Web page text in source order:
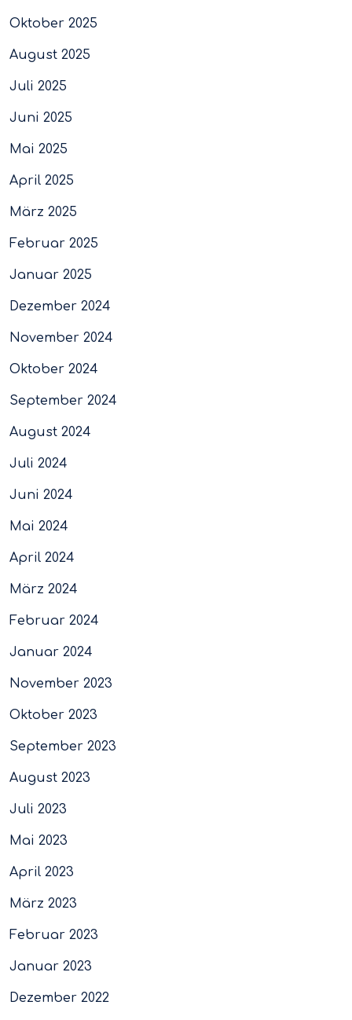
Oktober 2025
August 2025
Juli 2025
Juni 2025
Mai 2025
April 2025
März 2025
Februar 2025
Januar 2025
Dezember 2024
November 2024
Oktober 2024
September 2024
August 2024
Juli 2024
Juni 2024
Mai 2024
April 2024
März 2024
Februar 2024
Januar 2024
November 2023
Oktober 2023
September 2023
August 2023
Juli 2023
Mai 2023
April 2023
März 2023
Februar 2023
Januar 2023
Dezember 2022